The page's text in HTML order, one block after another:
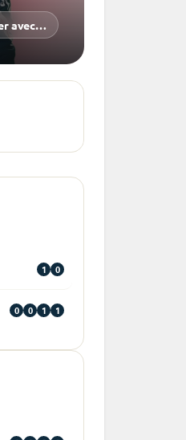
avec…
1 0
0 0 1 1